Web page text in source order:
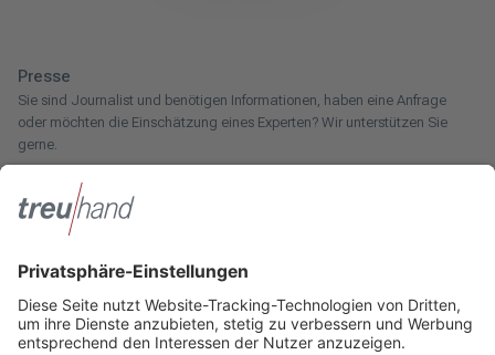
Presse
Sie sind Journalist und benötigen Informationen, haben eine Anfrage
oder möchten die Einschätzung eines Experten? Wir unterstützen Sie
gerne.
Innotax
forstwirtschaftlichen Betrieb oder kommen aus dem Handwerk und
suchen einen Steuerberater? Bei der Innotax bieten wir Ihnen individuelle
Beratung für jede Lebensphase.